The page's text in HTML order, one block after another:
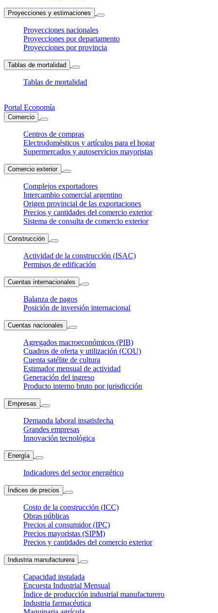
Proyecciones y estimaciones
Proyecciones nacionales
Proyecciones por departamento
Proyecciones por provincia
Tablas de mortalidad
Tablas de mortalidad
Portal Economía
Comercio
Centros de compras
Electrodomésticos y artículos para el hogar
Supermercados y autoservicios mayoristas
Comercio exterior
Complejos exportadores
Intercambio comercial argentino
Origen provincial de las exportaciones
Precios y cantidades del comercio exterior
Sistema de consulta de comercio exterior
Construcción
Actividad de la construcción (ISAC)
Permisos de edificación
Cuentas internacionales
Balanza de pagos
Posición de inversión internacional
Cuentas nacionales
Agregados macroeconómicos (PIB)
Cuadros de oferta y utilización (COU)
Cuenta satélite de cultura
Estimador mensual de actividad
Generación del ingreso
Producto interno bruto por jurisdicción
Empresas
Demanda laboral insatisfecha
Grandes empresas
Innovación tecnológica
Energía
Indicadores del sector energético
Índices de precios
Costo de la construcción (ICC)
Obras públicas
Precios al consumidor (IPC)
Precios mayoristas (SIPM)
Precios y cantidades del comercio exterior
Industria manufacturera
Capacidad instalada
Encuesta Industrial Mensual
Índice de producción industrial manufacturero
Industria farmacéutica